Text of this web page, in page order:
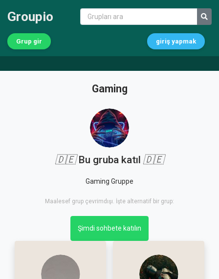
Groupio
Grup gir giriş yapmak
Gaming
🇩🇪Bu gruba katıl 🇩🇪
Gaming Gruppe
Maalesef grup çevrimdışı. İşte alternatif bir grup:
Şimdi sohbete katılın